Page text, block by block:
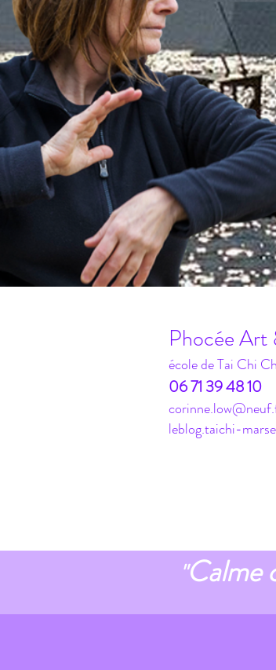
Phocée Art
école de Tai Chi
06 71 39 48 10
leblog.taichi-
"Calme